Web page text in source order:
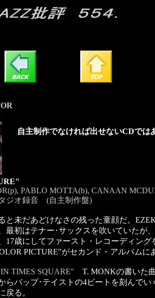
自主制作でなければ出せないCDでは
PABLO MOTTA(b), CANAAN
ジオ録音 (自主制作盤)
と未だあどけなさの残った童顔だ。
最初はテナー･サックスを吹いていたが
17歳にしてファースト・レコーディン
PICTURE"がセカンド・アルバムに
TIMES SQUARE" T. MONKの書いた
らバップ･テイストの4ビートを刻んで
戻る。